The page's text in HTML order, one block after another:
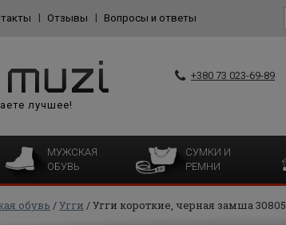
Отзывы Вопросы и ответы
лучшее!
+380 73 023-69-89
МУЖСКАЯ
ОБУВЬ
СУМКИ И
РЕМНИ
обувь Угги Угги короткие, черная замша 30805